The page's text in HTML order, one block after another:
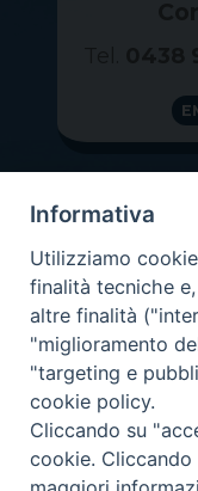
Informativa
Utilizziamo
finalità tecniche
altre finalità
"miglioramento
"targeting e
cookie policy.
Cliccando su
cookie.